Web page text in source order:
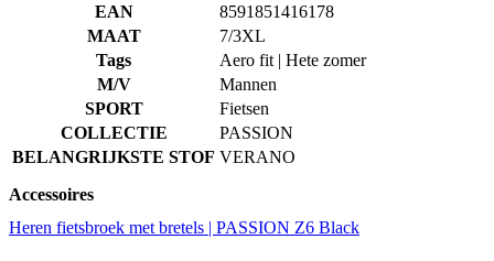
EAN
8591851416178
MAAT
7/3XL
Tags
Aero fit | Hete zomer
M/V
Mannen
SPORT
Fietsen
COLLECTIE
PASSION
BELANGRIJKSTE STOF VERANO
Accessoires
Heren fietsbroek met bretels | PASSION Z6 Black